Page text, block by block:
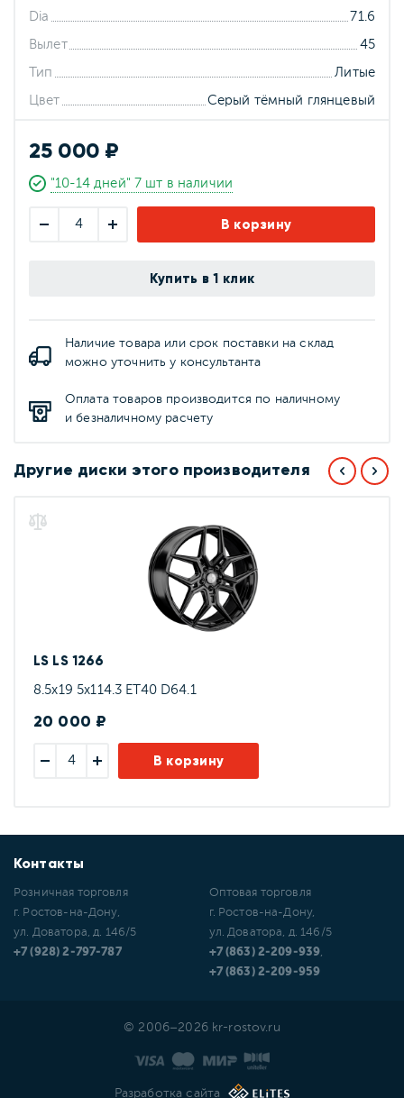
Dia 71.6
Вылет 45
Тип Литые
Цвет Серый тёмный глянцевый
25 000 ₽
"10-14 дней" 7 шт в наличии
В корзину
Купить в 1 клик
Наличие товара или срок поставки на склад
можно уточнить у консультанта
Оплата товаров производится по наличному
и безналичному расчету
Другие диски этого производителя
LS LS 1266
8.5x19 5x114.3 ET40 D64.1
20 000 ₽
В корзину
Контакты
Розничная торговля
г. Ростов-на-Дону,
ул. Доватора, д. 146/5
+7 (928) 2-797-787
Оптовая торговля
г. Ростов-на-Дону,
ул. Доватора, д. 146/5
+7 (863) 2-209-939,
+7 (863) 2-209-959
© 2006–2026 kr-rostov.ru
Разработка сайта